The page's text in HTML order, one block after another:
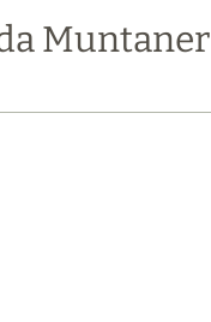
Muntaner